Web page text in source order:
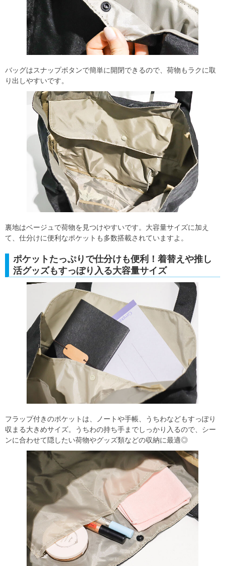
バッグはスナップボタンで簡単に開閉できるので、荷物もラクに取
り出しやすいです。
裏地はベージュで荷物を見つけやすいです。大容量サイズに加え
て、仕分けに便利なポケットも多数搭載されていますよ。
ポケットたっぷりで仕分けも便利！着替えや推し
活グッズもすっぽり入る大容量サイズ
フラップ付きのポケットは、ノートや手帳、うちわなどもすっぽり
収まる大きめサイズ。うちわの持ち手までしっかり入るので、シー
ンに合わせて隠したい荷物やグッズ類などの収納に最適◎